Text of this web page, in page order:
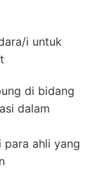
i untuk
di bidang
dalam
para ahli yang